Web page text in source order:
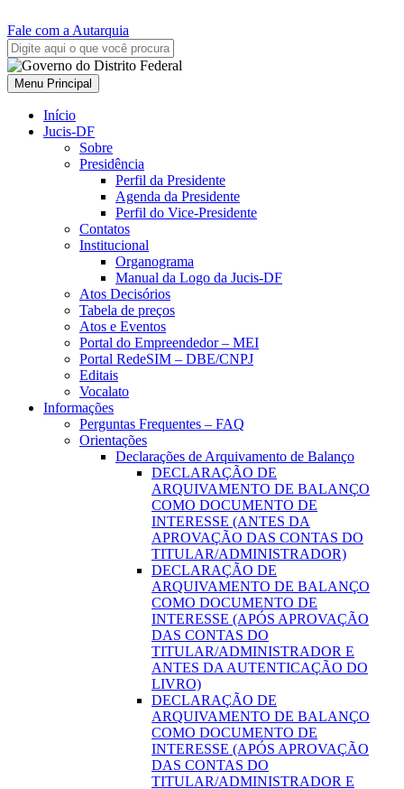
Fale com a Autarquia
Menu Principal
Início
Jucis-DF
Sobre
Presidência
Perfil da Presidente
Agenda da Presidente
Perfil do Vice-Presidente
Contatos
Institucional
Organograma
Manual da Logo da Jucis-DF
Atos Decisórios
Tabela de preços
Atos e Eventos
Portal do Empreendedor – MEI
Portal RedeSIM – DBE/CNPJ
Editais
Vocalato
Informações
Perguntas Frequentes – FAQ
Orientações
Declarações de Arquivamento de Balanço
DECLARAÇÃO DE
ARQUIVAMENTO DE BALANÇO
COMO DOCUMENTO DE
INTERESSE (ANTES DA
APROVAÇÃO DAS CONTAS DO
TITULAR/ADMINISTRADOR)
DECLARAÇÃO DE
ARQUIVAMENTO DE BALANÇO
COMO DOCUMENTO DE
INTERESSE (APÓS APROVAÇÃO
DAS CONTAS DO
TITULAR/ADMINISTRADOR E
ANTES DA AUTENTICAÇÃO DO
LIVRO)
DECLARAÇÃO DE
ARQUIVAMENTO DE BALANÇO
COMO DOCUMENTO DE
INTERESSE (APÓS APROVAÇÃO
DAS CONTAS DO
TITULAR/ADMINISTRADOR E